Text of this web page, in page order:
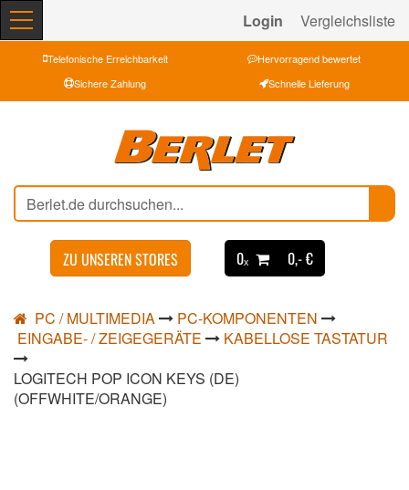
Login Vergleichsliste
Telefonische Erreichbarkeit
Hervorragend bewertet
Sichere Zahlung
Schnelle Lieferung
ZU UNSEREN STORES 0ₓ 0,- €
PC / MULTIMEDIA
PC-KOMPONENTEN
EINGABE- / ZEIGEGERÄTE
KABELLOSE TASTATUR
LOGITECH POP ICON KEYS (DE)
(OFFWHITE/ORANGE)